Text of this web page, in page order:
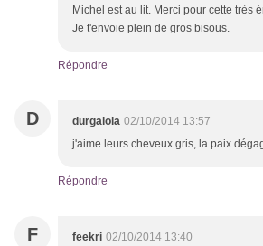
Michel est au lit. Merci pour cette très
Je t'envoie plein de gros bisous.
Répondre
D durgalola 02/10/2014 13:57
j'aime leurs cheveux gris, la paix
Répondre
F feekri 02/10/2014 13:40